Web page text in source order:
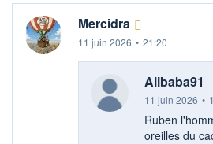
Mercidra
11 juin 2026 • 21:20
Alibaba91
11 juin 2026 •
Ruben
oreilles du